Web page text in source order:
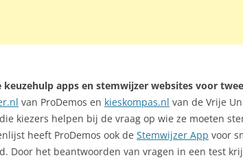
keuzehulp apps en stemwijzer websites voor
van ProDemos en kieskompas.nl van de Vrije
kiezers helpen bij de vraag op wie ze moeten
heeft ProDemos ook de Stemwijzer App voor
Door het beantwoorden van vragen in een test